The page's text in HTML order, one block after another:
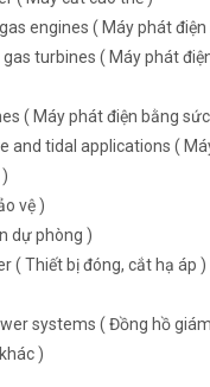
engines ( Máy phát điện
turbines ( Máy phát
( Máy phát điện bằng
and tidal applications (
vệ )
dự phòng )
( Thiết bị đóng, cắt hạ áp )
systems ( Đồng hồ
)